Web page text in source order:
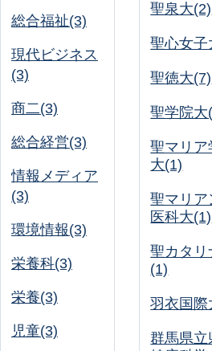
総合福祉(3)
現代ビジネス
(3)
商二(3)
総合経営(3)
情報メディア
(3)
環境情報(3)
栄養科(3)
栄養(3)
児童(3)
聖泉大(2)
聖心女子
聖徳大(7)
聖学院大
聖マリア
大(1)
聖マリア
医科大(1)
聖カタリ
(1)
羽衣国際
群馬県立